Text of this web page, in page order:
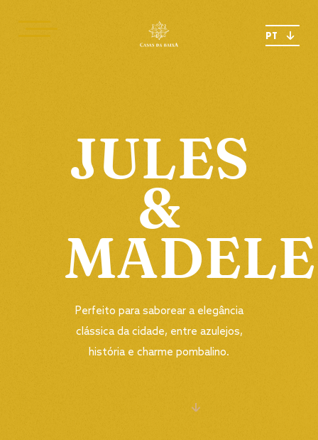
PT
JULES
&
Perfeito para saborear a elegância
clássica da cidade, entre azulejos,
história e charme pombalino.